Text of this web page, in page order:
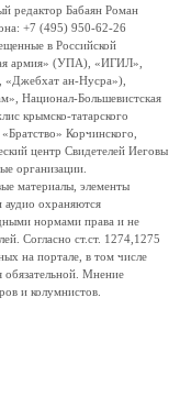
редактор Бабаян Роман
+7 (495) 950-62-26
в Российской
армия» (УПА), «ИГИЛ»,
ан-Нусра»),
Национал-Большевистская
крымско-татарского
Корчинского,
центр Свидетелей Иеговы
организации.
материалы, элементы
аудио охраняются
нормами права и не
Согласно ст.ст. 1274,1275
на портале, в том числе
обязательной. Мнение
и колумнистов.